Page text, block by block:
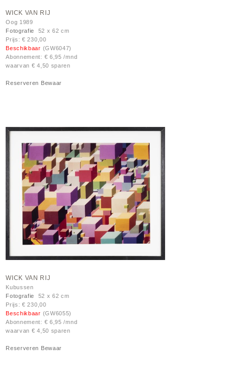
WICK VAN RIJ
Oog 1989
Fotografie 52 x 62 cm
Prijs: € 230,00
Beschikbaar (GW6047)
Abonnement: € 6,95 /mnd
waarvan € 4,50 sparen
Reserveren Bewaar
WICK VAN RIJ
Kubussen
Fotografie 52 x 62 cm
Prijs: € 230,00
Beschikbaar (GW6055)
Abonnement: € 6,95 /mnd
waarvan € 4,50 sparen
Reserveren Bewaar